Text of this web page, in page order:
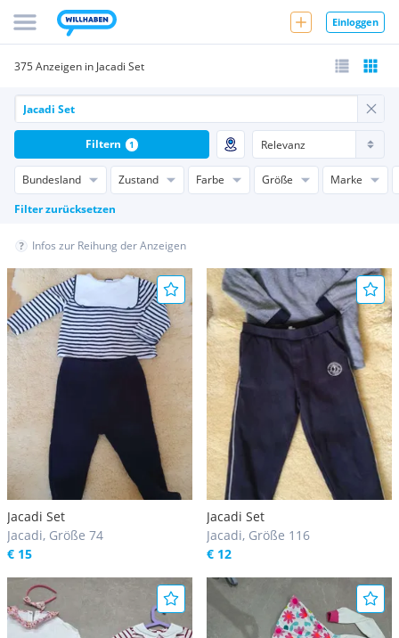
Einloggen
375 Anzeigen in Jacadi Set
Bundesland Zustand Farbe Größe
Marke
Filter zurücksetzen
Filtern 1
Infos zur Reihung der Anzeigen
Jacadi Set
Jacadi, Größe 74
€ 15
Jacadi Set
Jacadi, Größe 116
€ 12